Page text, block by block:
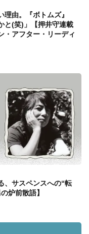
由。『ボトムズ』
と(笑)」【押井守連載
・アフター・リーディ
、サスペンスへの“転
炉前散語】